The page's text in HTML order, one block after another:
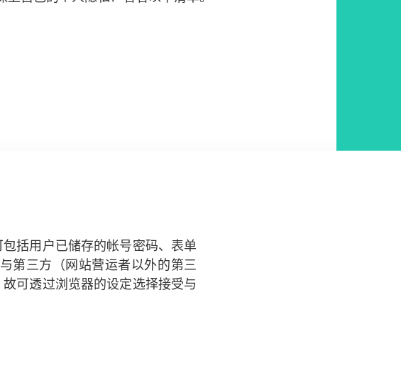
括用户已储存的帐号密码、表单
第三方（网站营运者以外的第三
可透过浏览器的设定选择接受与